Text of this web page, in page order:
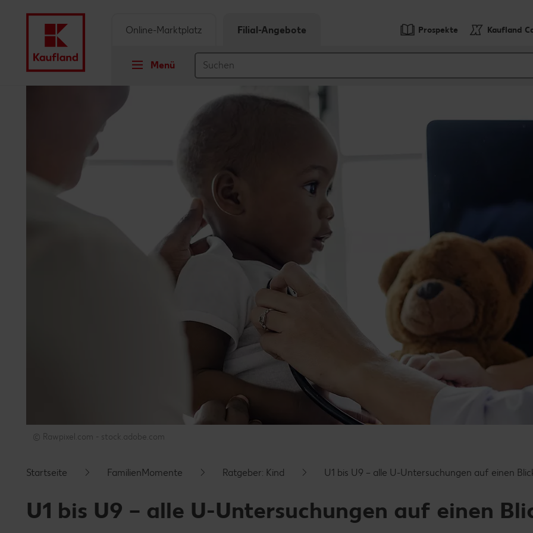
Prospekte Kaufland
Menü
Online-Marktplatz Filial-Angebote
© Rawpixel.com - stock.adobe.com
Startseite FamilienMomente Ratgeber: Kind U1 bis U9 – alle U-Untersuchungen auf einen
U1 bis U9 – alle U-Untersuchungen auf einen